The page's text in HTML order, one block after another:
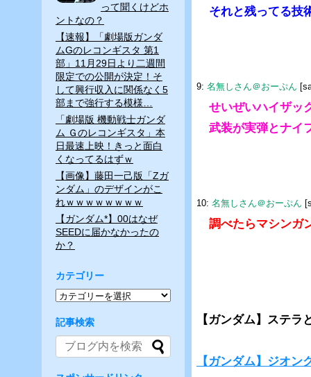
それと残ってる技
9: 名無しさん＠おーぷん
せいぜいハイザッ
武装が実弾とナイ
10: 名無しさん＠おーぷん
調べたらマシンガ
【ガンダム】ステ
【ガンダム】ジオ
って聞くけどホ
ントなの？
【速報】「劇場版ガンダ
ムGのレコンギスタ 第1
部」11月29日より二週間
限定での公開が決定！そ
して興行収入に関係なく5
部まで強行する模様…
「劇場版 機動戦士ガンダ
ム Ｇのレコンギスタ」本
日最速上映！きっと面白
くなってるはずｗ
【画像】藤田一己版「Ζガ
ンダム」のデザインがこ
れｗｗｗｗｗｗｗｗ
【ガンダム*】00はなぜ
SEEDに届かなかったの
か？
カテゴリー
記事検索